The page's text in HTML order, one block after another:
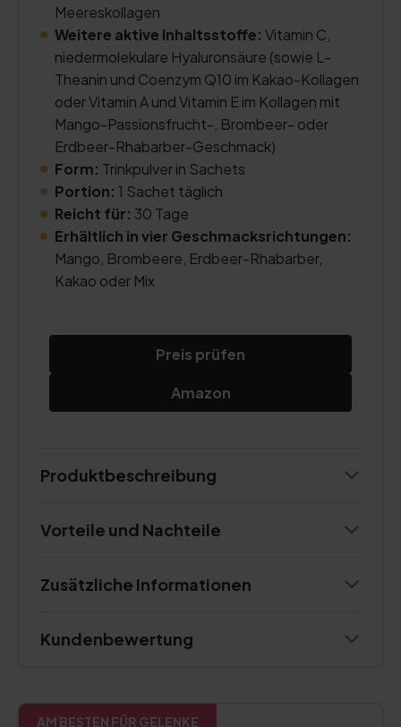
Meereskollagen
Weitere aktive Inhaltsstoffe: Vitamin C,
niedermolekulare Hyaluronsäure (sowie L-
Theanin und Coenzym Q10 im Kakao-Kollagen
oder Vitamin A und Vitamin E im Kollagen mit
Mango-Passionsfrucht-, Brombeer- oder
Erdbeer-Rhabarber-Geschmack)
Form: Trinkpulver in Sachets
Portion: 1 Sachet täglich
Reicht für: 30 Tage
Erhältlich in vier Geschmacksrichtungen:
Mango, Brombeere, Erdbeer-Rhabarber,
Kakao oder Mix
Preis prüfen
Amazon
Produktbeschreibung
Vorteile und Nachteile
Zusätzliche Informationen
Kundenbewertung
AM BESTEN FÜR GELENKE